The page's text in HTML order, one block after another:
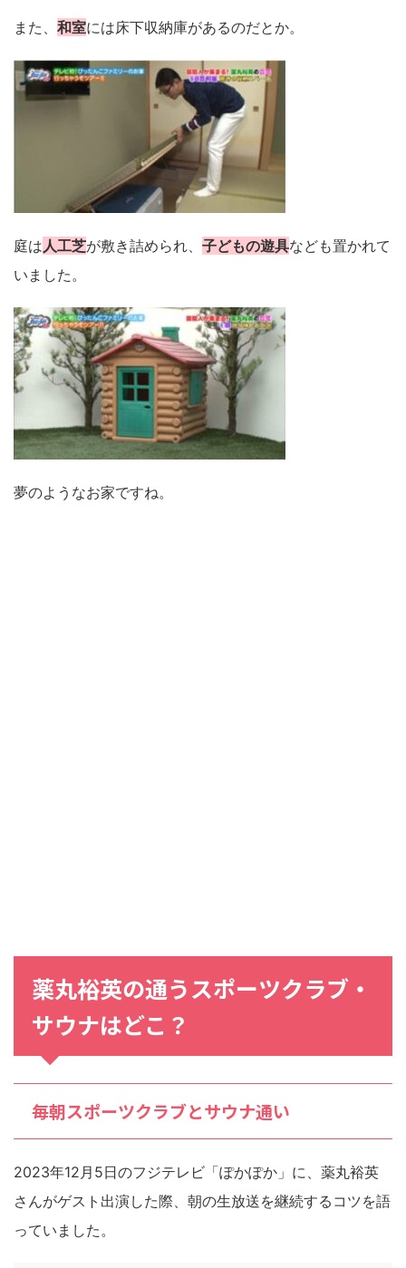
また、 和室には床下収納庫があるのだとか。
庭は人工芝が敷き詰められ、 子どもの遊具なども置かれて
いました。
夢のようなお家ですね。
薬丸裕英の通うスポーツクラブ・
サウナはどこ？
毎朝スポーツクラブとサウナ通い
2023年12月5日のフジテレビ「ぽかぽか」に、薬丸裕英
さんがゲスト出演した際、朝の生放送を継続するコツを語
っていました。